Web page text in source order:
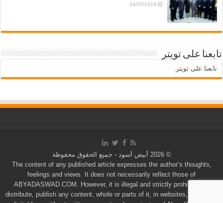
24/05/2019
تابعنا على تويتر
تابعنا على تويتر
© 2026 أبيض أسود - جميع الحقوق محفوظة
The content of any published article expresses the author’s thoughts,
feelings and views. It does not necessarily reflect those of
ABYADASWAD.COM. However, it is illegal and strictly prohibited to
distribute, publish any content, whole or parts of it, in websites, hard copy